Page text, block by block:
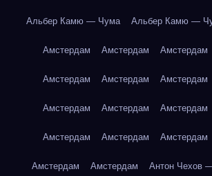
Альбер Камю — Чума Альбер Камю —
Амстердам Амстердам Амстердам
Амстердам Амстердам Амстердам
Амстердам Амстердам Амстердам
Амстердам Амстердам Амстердам
Амстердам Амстердам Антон Чехов